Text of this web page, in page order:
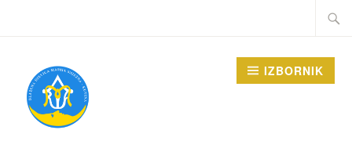
Traži:
IZBORNIK